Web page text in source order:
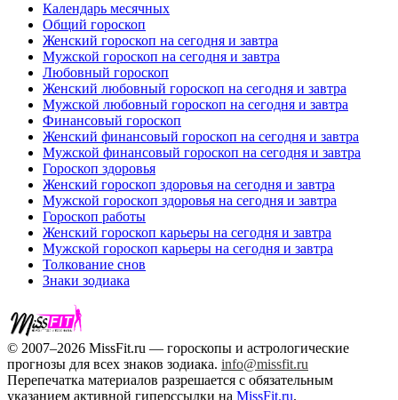
Календарь месячных
Общий гороскоп
Женский гороскоп на сегодня и завтра
Мужской гороскоп на сегодня и завтра
Любовный гороскоп
Женский любовный гороскоп на сегодня и завтра
Мужской любовный гороскоп на сегодня и завтра
Финансовый гороскоп
Женский финансовый гороскоп на сегодня и завтра
Мужской финансовый гороскоп на сегодня и завтра
Гороскоп здоровья
Женский гороскоп здоровья на сегодня и завтра
Мужской гороскоп здоровья на сегодня и завтра
Гороскоп работы
Женский гороскоп карьеры на сегодня и завтра
Мужской гороскоп карьеры на сегодня и завтра
Толкование снов
Знаки зодиака
© 2007–2026 MissFit.ru — гороскопы и астрологические
прогнозы для всех знаков зодиака. info@missfit.ru
Перепечатка материалов разрешается с обязательным
указанием активной гиперссылки на MissFit.ru.